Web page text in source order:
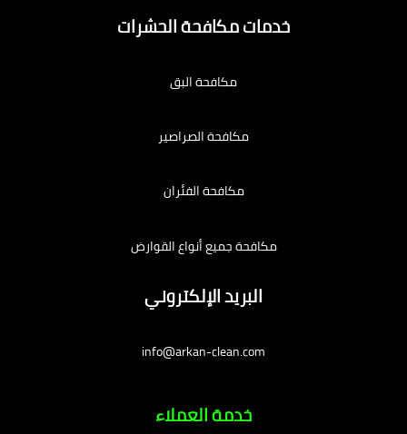
خدمات مكافحة الحشرات
مكافحة البق
مكافحة الصراصير
مكافحة الفئران
مكافحة جميع أنواع القوارض
البريد الإلكتروني
info@arkan-clean.com
خدمة العملاء